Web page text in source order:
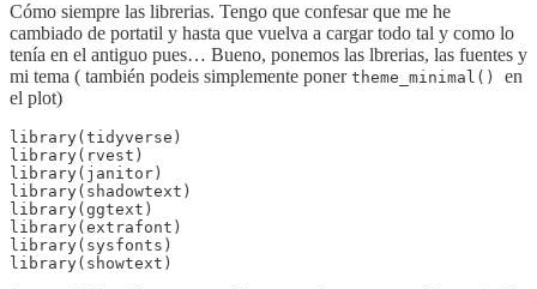
Cómo siempre las librerias. Tengo que confesar que me he
cambiado de portatil y hasta que vuelva a cargar todo tal y como lo
tenía en el antiguo pues… Bueno, ponemos las lbrerias, las fuentes y
mi tema ( también podeis simplemente poner theme_minimal() en
el plot)
library(tidyverse)
library(rvest)
library(janitor)
library(shadowtext)
library(ggtext)
library(extrafont)
library(sysfonts)
library(showtext)